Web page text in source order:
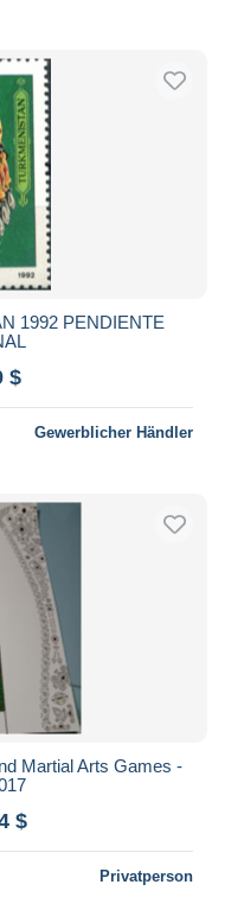
1992 PENDIENTE
$
Gewerblicher Händler
Martial Arts Games -
$
Privatperson